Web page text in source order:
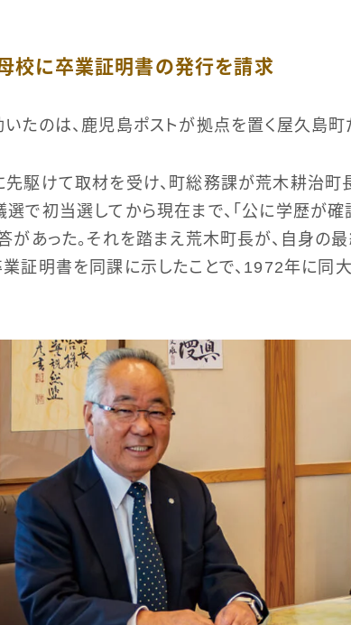
校に卒業証明書の発行を請求
たのは、鹿児島ポストが拠点を置く屋久島町
駆けて取材を受け、町総務課が荒木耕治町
選で初当選してから現在まで、「公に学歴が
があった。それを踏まえ荒木町長が、自身の
証明書を同課に示したことで、1972年に同